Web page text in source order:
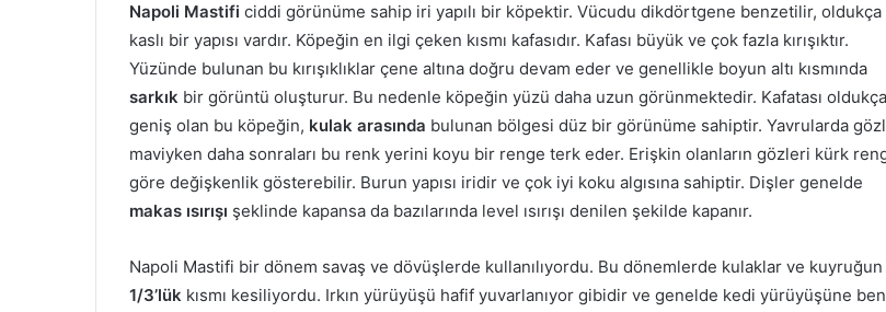
Napoli Mastifi ciddi görünüme sahip iri yapılı bir köpektir. Vücudu dikdörtgene benzetilir, oldukça
kaslı bir yapısı vardır. Köpeğin en ilgi çeken kısmı kafasıdır. Kafası büyük ve çok fazla kırışıktır.
Yüzünde bulunan bu kırışıklıklar çene altına doğru devam eder ve genellikle boyun altı kısmında
sarkık bir görüntü oluşturur. Bu nedenle köpeğin yüzü daha uzun görünmektedir. Kafatası oldukça
geniş olan bu köpeğin, kulak arasında bulunan bölgesi düz bir görünüme sahiptir. Yavrularda
maviyken daha sonraları bu renk yerini koyu bir renge terk eder. Erişkin olanların gözleri kürk
göre değişkenlik gösterebilir. Burun yapısı iridir ve çok iyi koku algısına sahiptir. Dişler genelde
makas ısırışı şeklinde kapansa da bazılarında level ısırışı denilen şekilde kapanır.
Napoli Mastifi bir dönem savaş ve dövüşlerde kullanılıyordu. Bu dönemlerde kulaklar ve kuyruğun
1/3’lük kısmı kesiliyordu. Irkın yürüyüşü hafif yuvarlanıyor gibidir ve genelde kedi yürüyüşüne